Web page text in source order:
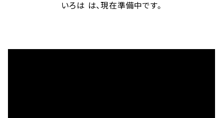
いろは は、現在準備中です。